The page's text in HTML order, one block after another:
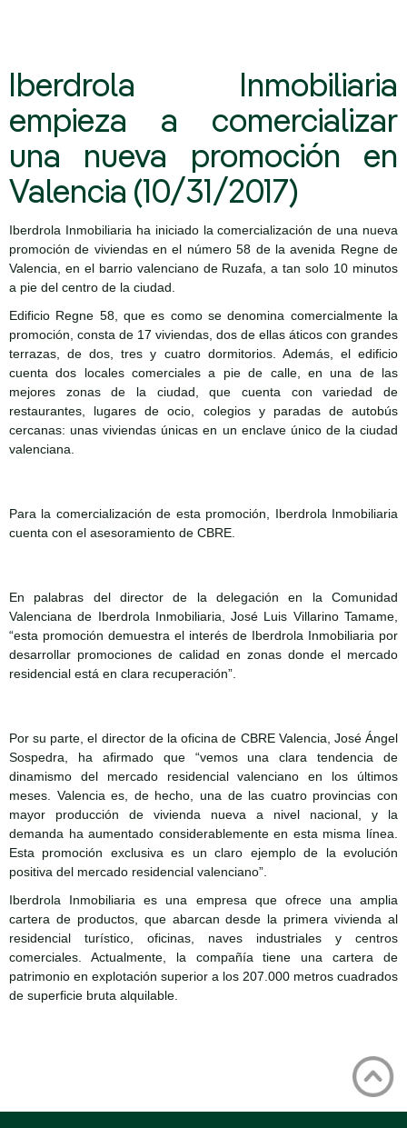
Iberdrola Inmobiliaria
empieza a comercializar
una nueva promoción en
Valencia (10/31/2017)
Iberdrola Inmobiliaria ha iniciado la comercialización de una nueva
promoción de viviendas en el número 58 de la avenida Regne de
Valencia, en el barrio valenciano de Ruzafa, a tan solo 10 minutos
a pie del centro de la ciudad.
Edificio Regne 58, que es como se denomina comercialmente la
promoción, consta de 17 viviendas, dos de ellas áticos con grandes
terrazas, de dos, tres y cuatro dormitorios. Además, el edificio
cuenta dos locales comerciales a pie de calle, en una de las
mejores zonas de la ciudad, que cuenta con variedad de
restaurantes, lugares de ocio, colegios y paradas de autobús
cercanas: unas viviendas únicas en un enclave único de la ciudad
valenciana.
Para la comercialización de esta promoción, Iberdrola Inmobiliaria
cuenta con el asesoramiento de CBRE.
En palabras del director de la delegación en la Comunidad
Valenciana de Iberdrola Inmobiliaria, José Luis Villarino Tamame,
“esta promoción demuestra el interés de Iberdrola Inmobiliaria por
desarrollar promociones de calidad en zonas donde el mercado
residencial está en clara recuperación”.
Por su parte, el director de la oficina de CBRE Valencia, José Ángel
Sospedra, ha afirmado que “vemos una clara tendencia de
dinamismo del mercado residencial valenciano en los últimos
meses. Valencia es, de hecho, una de las cuatro provincias con
mayor producción de vivienda nueva a nivel nacional, y la
demanda ha aumentado considerablemente en esta misma línea.
Esta promoción exclusiva es un claro ejemplo de la evolución
positiva del mercado residencial valenciano”.
Iberdrola Inmobiliaria es una empresa que ofrece una amplia
cartera de productos, que abarcan desde la primera vivienda al
residencial turístico, oficinas, naves industriales y centros
comerciales. Actualmente, la compañía tiene una cartera de
patrimonio en explotación superior a los 207.000 metros cuadrados
de superficie bruta alquilable.